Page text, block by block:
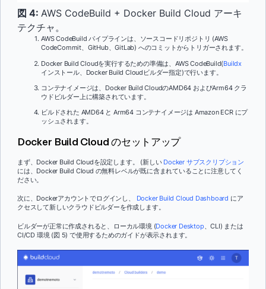
図 4: AWS CodeBuild + Docker Build Cloud アーキ
テクチャ。
AWS CodeBuild パイプラインは、ソースコードリポジトリ (AWS
CodeCommit、GitHub、GitLab) へのコミットからトリガーされます。
Docker Build Cloudを実行するための準備は、AWS CodeBuild(Buildx
インストール、Docker Build Cloudビルダー指定)で行います。
コンテナイメージは、Docker Build CloudのAMD64 およびArm64 クラ
ウドビルダー上に構築されています。
ビルドされた AMD64 と Arm64 コンテナイメージは Amazon ECR にプ
ッシュされます。
Docker Build Cloud のセットアップ
まず、Docker Build Cloudを設定します。 (新しい Docker サブスクリプション
には、Docker Build Cloud の無料レベルが既に含まれていることに注意してく
ださい。
次に、Dockerアカウントでログインし、 Docker Build Cloud Dashboard にア
クセスして新しいクラウドビルダーを作成します。
ビルダーが正常に作成されると、ローカル環境 (Docker Desktop、CLI) または
CI/CD 環境 (図 5) で使用するためのガイドが表示されます。